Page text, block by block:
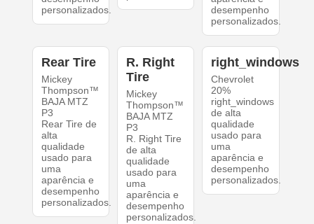
personalizados.
desempenho
personalizados.
Rear Tire
Mickey
Thompson™
BAJA MTZ
P3
Rear Tire de
alta
qualidade
usado para
uma
aparência e
desempenho
personalizados.
R. Right
Tire
Mickey
Thompson™
BAJA MTZ
P3
R. Right Tire
de alta
qualidade
usado para
uma
aparência e
desempenho
personalizados.
right_windows
Chevrolet
20%
right_windows
de alta
qualidade
usado para
uma
aparência e
desempenho
personalizados.